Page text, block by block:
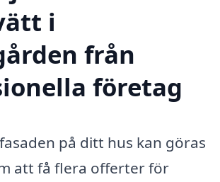
i
från
företag
på ditt hus kan göras
att få flera offerter för